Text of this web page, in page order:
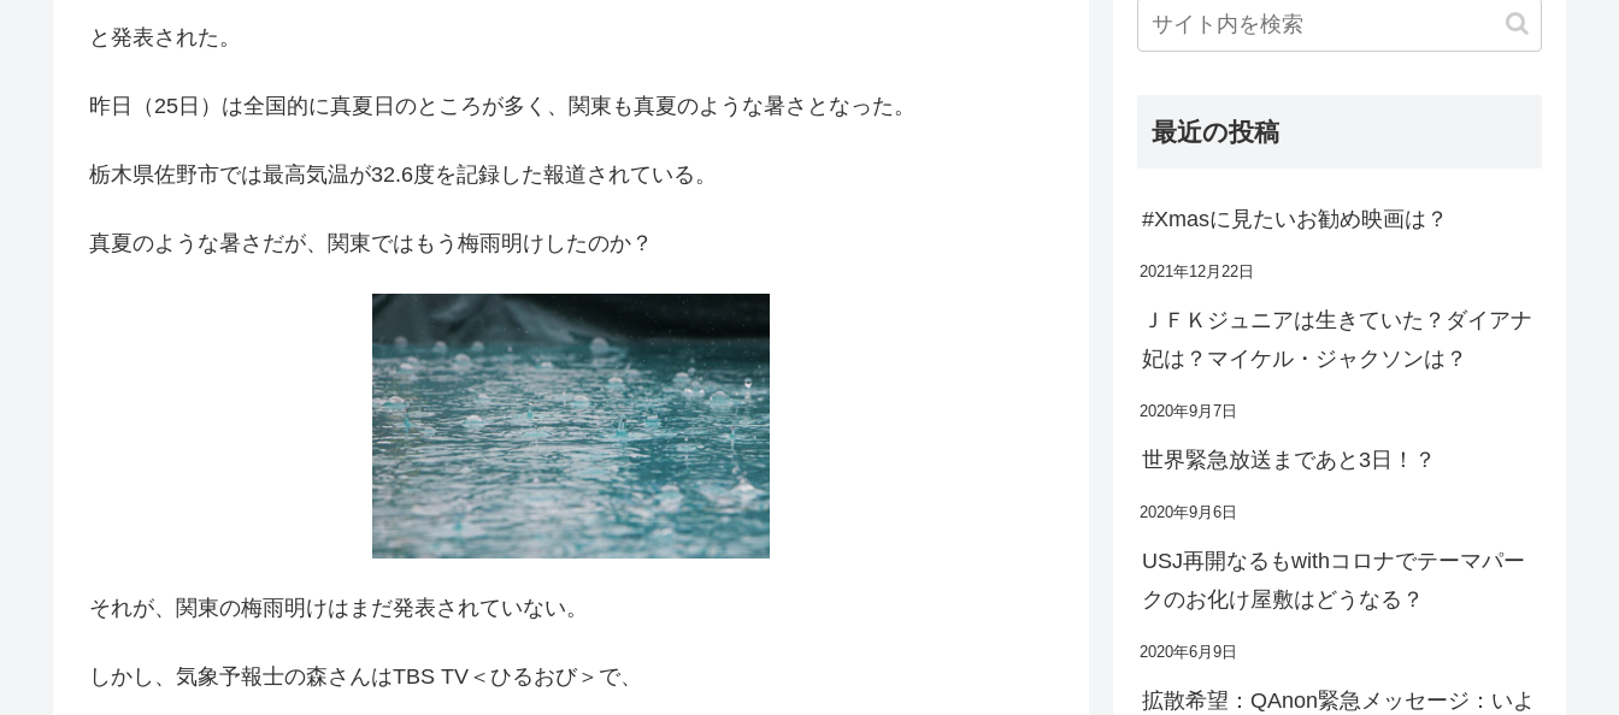
と発表された。
昨日（25日）は全国的に真夏日のところが多く、関東も真夏のような暑さとなった。
栃木県佐野市では最高気温が32.6度を記録した報道されている。
真夏のような暑さだが、関東ではもう梅雨明けしたのか？
それが、関東の梅雨明けはまだ発表されていない。
しかし、気象予報士の森さんはTBS TV＜ひるおび＞で、
最近の投稿
#Xmasに見たいお勧め映画は？
2021年12月22日
ＪＦＫジュニアは生きていた？ダイアナ
妃は？マイケル・ジャクソンは？
2020年9月7日
世界緊急放送まであと3日！？
2020年9月6日
USJ再開なるもwithコロナでテーマパー
クのお化け屋敷はどうなる？
2020年6月9日
拡散希望：QAnon緊急メッセージ：いよ